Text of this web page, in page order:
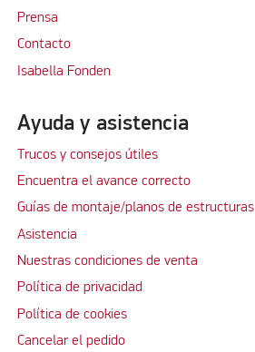
Prensa
Contacto
Isabella Fonden
Ayuda y asistencia
Trucos y consejos útiles
Encuentra el avance correcto
Guías de montaje/planos de estructuras
Asistencia
Nuestras condiciones de venta
Política de privacidad
Política de cookies
Cancelar el pedido